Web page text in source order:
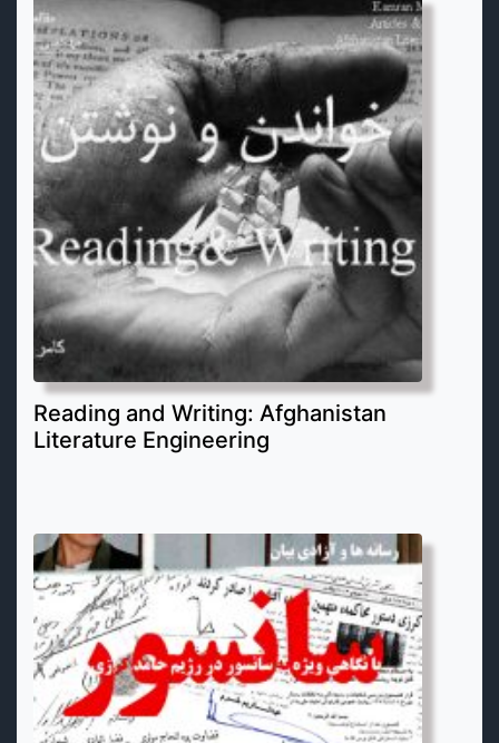
Reading and Writing: Afghanistan
Literature Engineering